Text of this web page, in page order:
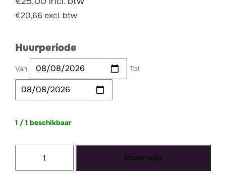
€20,66 excl. btw
Huurperiode
Van Tot
1 / 1 beschikbaar
Reserveer